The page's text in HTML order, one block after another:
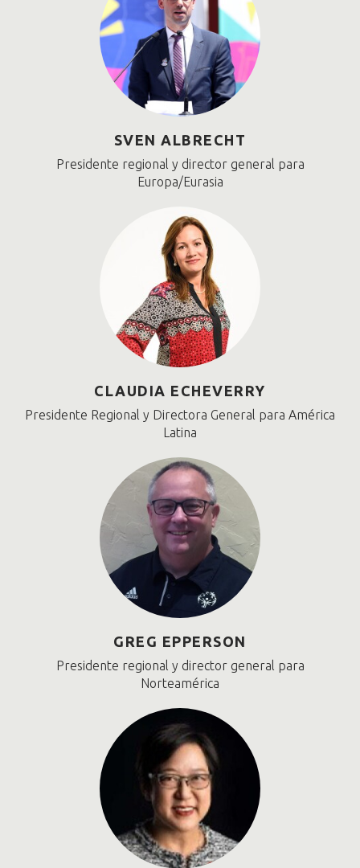
SVEN ALBRECHT
Presidente regional y director general para
Europa/Eurasia
CLAUDIA ECHEVERRY
Presidente Regional y Directora General para América
Latina
GREG EPPERSON
Presidente regional y director general para
Norteamérica